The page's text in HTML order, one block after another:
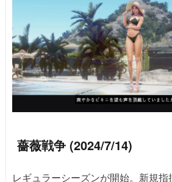
薔薇戦争 (2024/7/14)
レギュラーシーズンが開始。新規